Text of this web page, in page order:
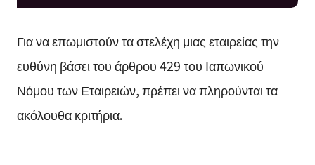
Για να επωμιστούν τα στελέχη μιας εταιρείας την
ευθύνη βάσει του άρθρου 429 του Ιαπωνικού
Νόμου των Εταιρειών, πρέπει να πληρούνται τα
ακόλουθα κριτήρια.